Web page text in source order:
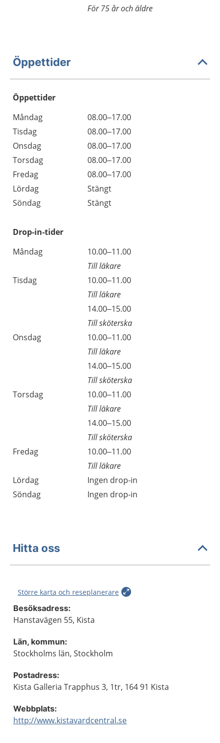
För 75 år och äldre
Öppettider
Öppettider
Dag
Öppettider
Kommentarer
Måndag
08.00–17.00
Tisdag
08.00–17.00
Onsdag
08.00–17.00
Torsdag
08.00–17.00
Fredag
08.00–17.00
Lördag
Stängt
Söndag
Stängt
Drop-in-tider
Måndag
10.00–11.00
Till läkare
Tisdag
10.00–11.00
Till läkare
14.00–15.00
Till sköterska
Onsdag
10.00–11.00
Till läkare
14.00–15.00
Till sköterska
Torsdag
10.00–11.00
Till läkare
14.00–15.00
Till sköterska
Fredag
10.00–11.00
Till läkare
Lördag
Ingen drop-in
Söndag
Ingen drop-in
Hitta oss
Större karta och reseplanerare
Besöksadress:
Hanstavägen 55, Kista
Län, kommun:
Stockholms län, Stockholm
Postadress:
Kista Galleria Trapphus 3, 1tr, 164 91 Kista
Webbplats:
http://www.kistavardcentral.se